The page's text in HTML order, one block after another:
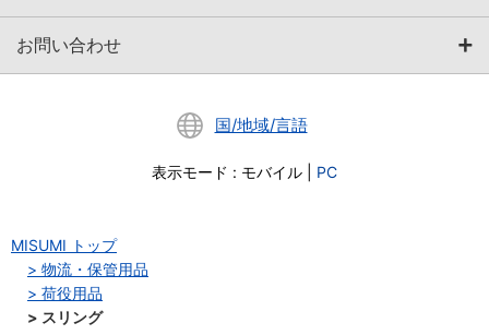
お問い合わせ
国/地域/言語
表示モード : モバイル PC
MISUMI トップ
物流・保管用品
荷役用品
スリング